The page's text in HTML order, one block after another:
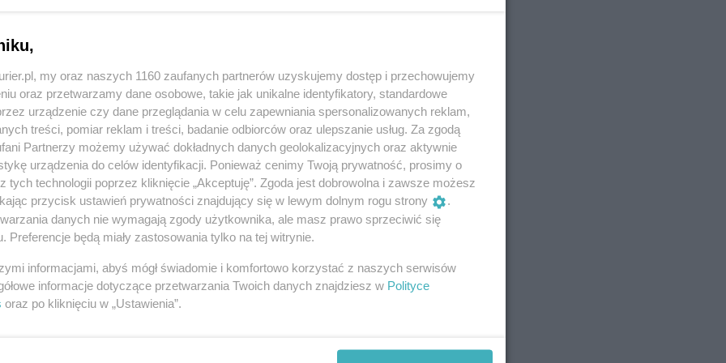
na czerwono, które w pewnym sensie
rytm dnia zwalnia, a obowiązki przestają
takie „zatrzymanie" ma istotne
wyjść z trybu ciągłej mobilizacji i przejść w
po prostu kilka dni wolnego, dla innych coś
wyjść z trybu„od 9 do 17". Ten czas
życie z dystansu.
REKLAMA
dla innych jest przede wszystkim przestrzenią
łatwiej się zobaczyć, bo wszyscy - albo
spacer, krótka rozmowa przy stole czy nawet
niż tylko kontakt towarzyski. Takie
my oraz naszych 1160 zaufanych partnerów uzyskujemy dostęp i przechowujemy
oraz przetwarzamy dane osobowe, takie jak unikalne identyfikatory, standardowe
urządzenie czy dane przeglądania w celu zapewniania spersonalizowanych reklam,
treści, pomiar reklam i treści, badanie odbiorców oraz ulepszanie usług. Za zgodą
Partnerzy możemy używać dokładnych danych geolokalizacyjnych oraz aktywnie
urządzenia do celów identyfikacji. Ponieważ cenimy Twoją prywatność, prosimy o
tych technologii poprzez kliknięcie „Akceptuję”. Zgoda jest dobrowolna i zawsze możesz
przycisk ustawień prywatności znajdujący się w lewym dolnym rogu strony
.
danych nie wymagają zgody użytkownika, ale masz prawo sprzeciwić się
Preferencje będą miały zastosowania tylko na tej witrynie.
informacjami, abyś mógł świadomie i komfortowo korzystać z naszych serwisów
informacje dotyczące przetwarzania Twoich danych znajdziesz w Polityce
oraz po kliknięciu w „Ustawienia”.